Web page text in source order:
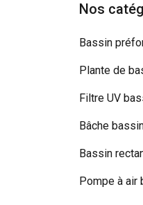
Nos
Bassin
Plante de
Filtre UV
Bâche
Bassin
Pompe à air